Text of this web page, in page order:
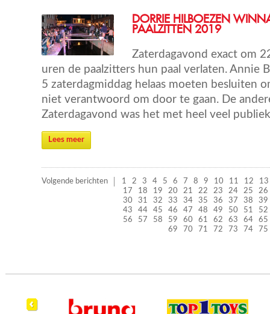
DORRIE HILBOEZEN
PAALZITTEN 2019
Zaterdagavond exact om
uren de paalzitters hun paal verlaten. Annie
5 zaterdagmiddag helaas moeten besluiten
niet verantwoord om door te gaan. De
Zaterdagavond was het met heel veel
Lees meer
Volgende berichten 1 2 3 4 5 6 7 8 9 10 11 12
13
17
18 19 20 21 22 23 24 25
26
30
31 32 33 34 35 36 37 38
39
43
44 45 46 47 48 49 50 51
52
56
57 58 59 60 61 62 63 64
65
69
70 71 72 73 74 75